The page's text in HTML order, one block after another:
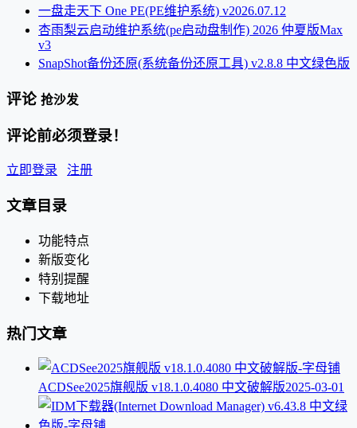
一盘走天下 One PE(PE维护系统) v2026.07.12
杏雨梨云启动维护系统(pe启动盘制作) 2026 仲夏版Max
v3
SnapShot备份还原(系统备份还原工具) v2.8.8 中文绿色版
评论 抢沙发
评论前必须登录！
立即登录 注册
文章目录
功能特点
新版变化
特别提醒
下载地址
热门文章
ACDSee2025旗舰版 v18.1.0.4080 中文破解版2025-03-01